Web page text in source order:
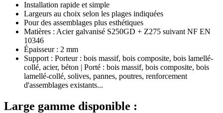
Installation rapide et simple
Largeurs au choix selon les plages indiquées
Pour des assemblages plus esthétiques
Matières : Acier galvanisé S250GD + Z275 suivant NF EN
10346
Épaisseur : 2 mm
Support : Porteur : bois massif, bois composite, bois lamellé-
collé, acier, béton | Porté : bois massif, bois composite, bois
lamellé-collé, solives, pannes, poutres, renforcement
d'assemblages existants...
Large gamme disponible :